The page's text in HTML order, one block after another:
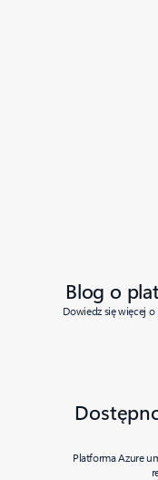
Blog o
Dowiedz się więcej
Platforma Azure